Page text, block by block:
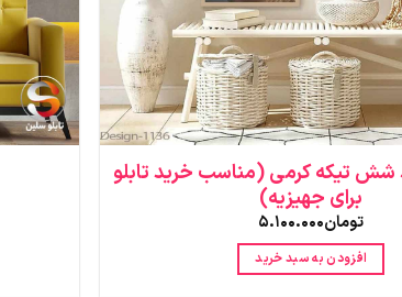
شش تیکه کرمی (مناسب خرید تابلو
برای جهیزیه)
تومان5.100.000
افزودن به سبد خرید